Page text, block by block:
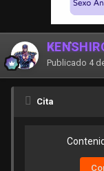
Publicado 4
Cita